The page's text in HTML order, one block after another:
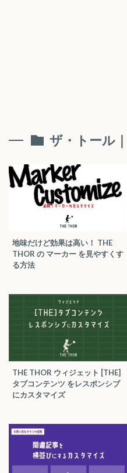
ザ・トール
地味だけど効果は高い！ THE
THOR の マーカー を見やすくす
る方法
THE THOR ウィジェット [THE]
タブコンテンツ をレスポンシブ
にカスタマイズ